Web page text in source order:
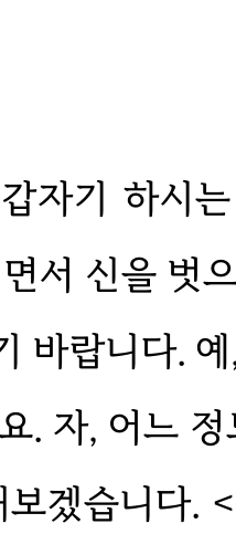
자기 하시
서 신을 벗
바랍니다.
. 자, 어느
보겠습니다.